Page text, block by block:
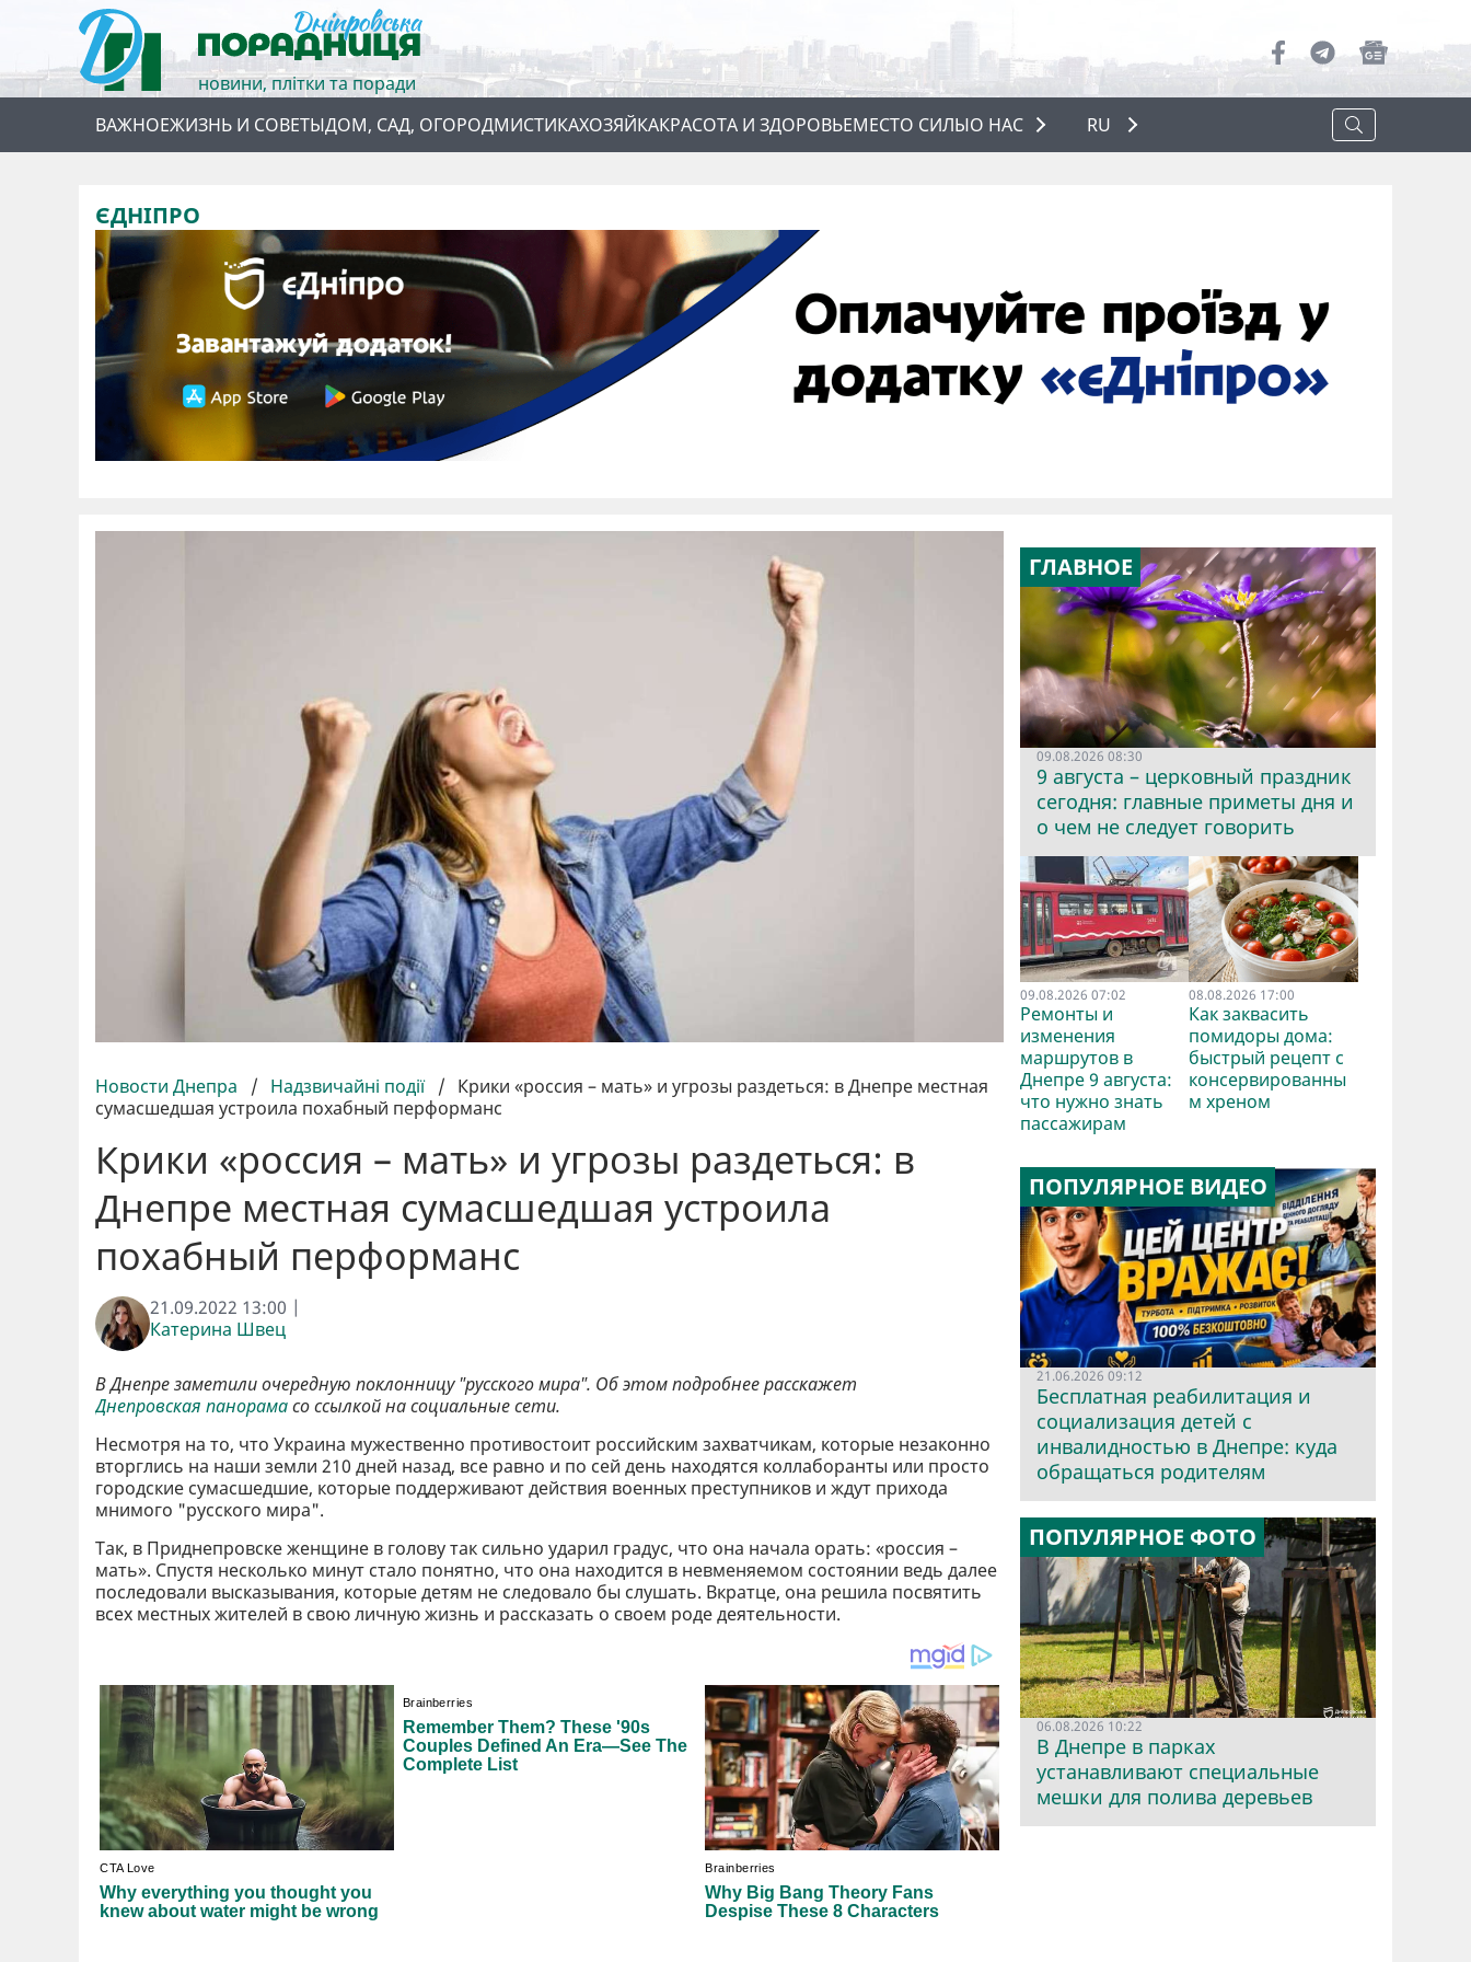
новини, плітки та поради
ВАЖНОЕЖИЗНЬ И СОВЕТЫДОМ, САД, ОГОРОДМИСТИКАХОЗЯЙКАКРАСОТА И ЗДОРОВЬЕМЕСТО СИЛЫО НАС
О НАС
RU
ЄДНІПРО
Новости Днепра / Надзвичайні події / Крики «россия – мать» и угрозы раздеться: в Днепре местная
сумасшедшая устроила похабный перформанс
Крики «россия – мать» и угрозы раздеться: в
Днепре местная сумасшедшая устроила
похабный перформанс
21.09.2022 13:00 |
Катерина Швец
В Днепре заметили очередную поклонницу "русского мира". Об этом подробнее расскажет
Днепровская панорамасо ссылкой на социальные сети.
Несмотря на то, что Украина мужественно противостоит российским захватчикам, которые незаконно
вторглись на наши земли 210 дней назад, все равно и по сей день находятся коллаборанты или просто
городские сумасшедшие, которые поддерживают действия военных преступников и ждут прихода
мнимого "русского мира".
Так, в Приднепровске женщине в голову так сильно ударил градус, что она начала орать: «россия –
мать». Спустя несколько минут стало понятно, что она находится в невменяемом состоянии ведь далее
последовали высказывания, которые детям не следовало бы слушать. Вкратце, она решила посвятить
всех местных жителей в свою личную жизнь и рассказать о своем роде деятельности.
ГЛАВНОЕ
09.08.2026 08:30
9 августа – церковный праздник
сегодня: главные приметы дня и
о чем не следует говорить
09.08.2026 07:02
Ремонты и
изменения
маршрутов в
Днепре 9 августа:
что нужно знать
пассажирам
08.08.2026 17:00
Как заквасить
помидоры дома:
быстрый рецепт с
консервированны
м хреном
ПОПУЛЯРНОЕ ВИДЕО
21.06.2026 09:12
Бесплатная реабилитация и
социализация детей с
инвалидностью в Днепре: куда
обращаться родителям
ПОПУЛЯРНОЕ ФОТО
06.08.2026 10:22
В Днепре в парках
устанавливают специальные
мешки для полива деревьев